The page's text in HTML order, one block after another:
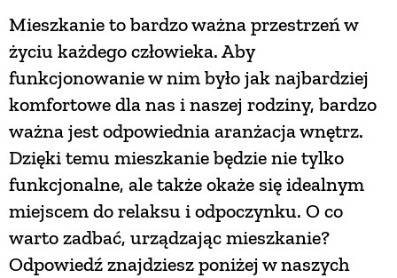
Mieszkanie to bardzo ważna przestrzeń w
życiu każdego człowieka. Aby
funkcjonowanie w nim było jak najbardziej
komfortowe dla nas i naszej rodziny, bardzo
ważna jest odpowiednia aranżacja wnętrz.
Dzięki temu mieszkanie będzie nie tylko
funkcjonalne, ale także okaże się idealnym
miejscem do relaksu i odpoczynku. O co
warto zadbać, urządzając mieszkanie?
Odpowiedź znajdziesz poniżej w naszych